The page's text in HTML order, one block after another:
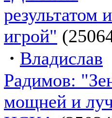
результатом
игрой"
· Владислав
Радимов:
мощней и